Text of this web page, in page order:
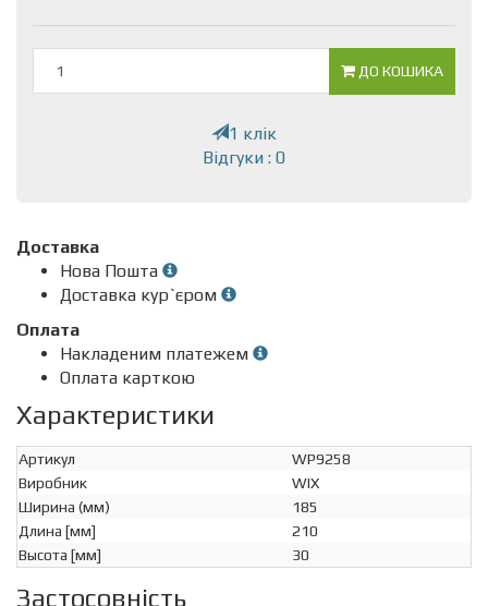
ДО КОШИКА
1 клік
Відгуки : 0
Доставка
Нова Пошта
Доставка кур`єром
Оплата
Накладеним платежем
Оплата карткою
Характеристики
Артикул
WP9258
Виробник
WIX
Ширина (мм)
185
Длина [мм]
210
Высота [мм]
30
Застосовність